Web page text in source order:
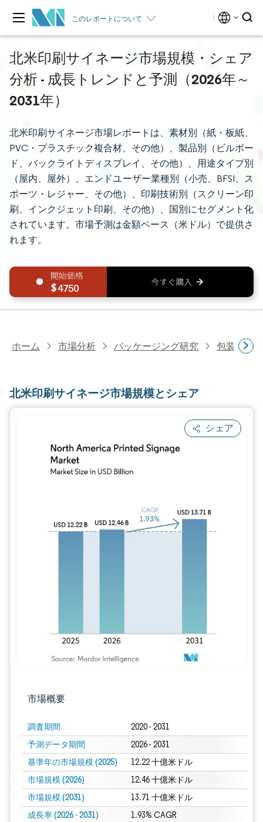
このレポートについて
北米印刷サイネージ市場規模・シェア
分析 - 成長トレンドと予測（2026年～
2031年）
北米印刷サイネージ市場レポートは、素材別（紙・板紙、
PVC・プラスチック複合材、その他）、製品別（ビルボー
ド、バックライトディスプレイ、その他）、用途タイプ別
（屋内、屋外）、エンドユーザー業種別（小売、BFSI、ス
ポーツ・レジャー、その他）、印刷技術別（スクリーン印
刷、インクジェット印刷、その他）、国別にセグメント化
されています。市場予測は金額ベース（米ドル）で提供さ
れます。
4750
ホーム 市場分析 パッケージング研究 包装印刷
北米印刷サイネージ市場規模とシェア
シェア
市場概要
調査期間 2020 - 2031
予測データ期間 2026 - 2031
基準年の市場規模 (2025) 12.22 十億米ドル
市場規模 (2026) 12.46 十億米ドル
市場規模 (2031) 13.71 十億米ドル
成長率 (2026 - 2031) 1.93% CAGR